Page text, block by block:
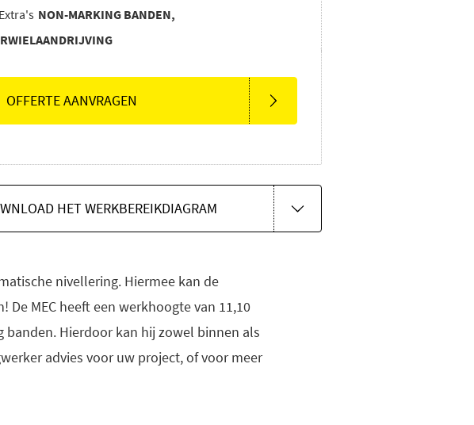
Extra's NON-MARKING BANDEN,
OFFERTE AANVRAGEN
HET WERKBEREIKDIAGRAM
nivellering. Hiermee kan de
MEC heeft een werkhoogte van 11,10
banden. Hierdoor kan hij zowel binnen als
advies voor uw project, of voor meer